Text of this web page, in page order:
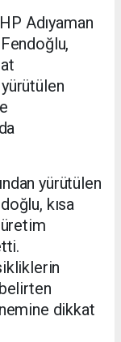
Adıyaman
yürütülen
kısa
dikkat